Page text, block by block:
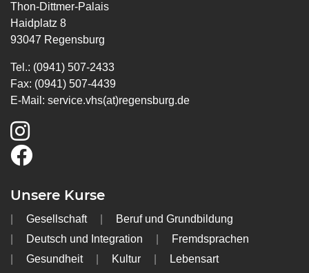
Thon-Dittmer-Palais
Haidplatz 8
93047 Regensburg
Tel.: (0941) 507-2433
Fax: (0941) 507-4439
E-Mail: service.vhs(at)regensburg.de
Unsere Kurse
Gesellschaft
Beruf und Grundbildung
Deutsch und Integration
Fremdsprachen
Gesundheit
Kultur Lebensart